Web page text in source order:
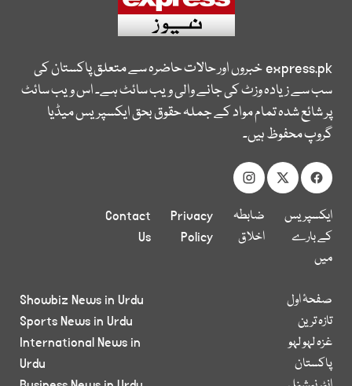
express.pkخبروں اور حالات حاضرہ سے متعلق پاکستان کی
سب سے زیادہ وزٹ کی جانے والی ویب سائٹ ہے۔ اس ویب سائٹ
پر شائع شدہ تمام مواد کے جملہ حقوق بحق ایکسپریس میڈیا
گروپ محفوظ ہیں۔
ایکسپریس
کے بارے
میں
ضابطہ
اخلاق
Privacy
Policy
Contact
Us
صفحۂ اول
تازہ ترین
غزہ لہو لہو
پاکستان
Showbiz News in Urdu
Sports News in Urdu
International News in
Urdu